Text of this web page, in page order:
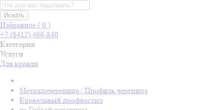
Искать
Избранное ( 0 )
+7 (8412) 466-840
Категории
Услуги
Для кровли
Металлочерепица / Профиль черепица
Кровельный профнастил